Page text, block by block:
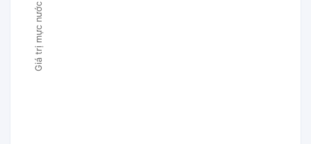
Giá trị mực nước